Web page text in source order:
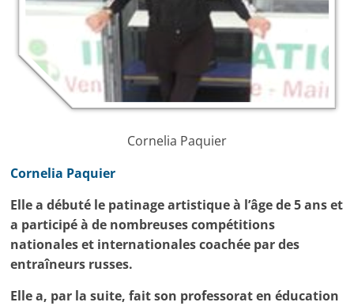
Cornelia Paquier
Cornelia Paquier
Elle a débuté le patinage artistique à l’âge de 5 ans et
a participé à de nombreuses compétitions
nationales et internationales coachée par des
entraîneurs russes.
Elle a, par la suite, fait son professorat en éducation